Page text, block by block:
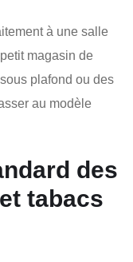
à une salle
magasin de
plafond ou des
au modèle
des
tabacs